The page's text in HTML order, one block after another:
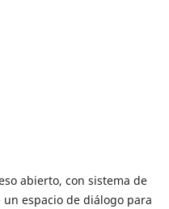
abierto, con sistema de
espacio de diálogo para